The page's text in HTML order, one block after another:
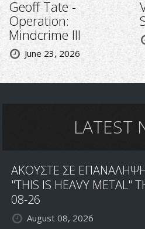
Geoff Tate -
Operation:
Mindcrime III
June 23, 2026
LATEST
ΑΚΟΥΣΤΕ ΣΕ
"THIS IS HEAVY
08-26
August 08, 2026